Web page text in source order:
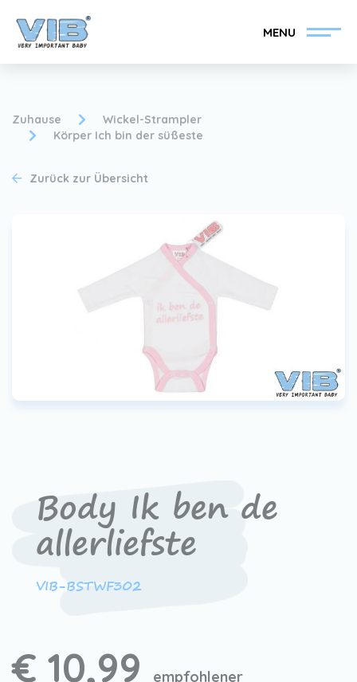
MENU
VIB®-Händler werden
Über VIB®
Finden Sie Ihren VIB®-
Händler
Zuhause
Wickel-Strampler
Körper Ich bin der süßeste
Zurück zur Übersicht
Body Ik ben de
allerliefste
VIB-BSTWF302
€ 10,99
empfohlener